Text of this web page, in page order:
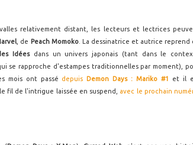
relativement distant, les lecteurs et lectrices
, de Peach Momoko. La dessinatrice et autrice reprend
Idées dans un univers japonais (tant dans le
se rapproche d'estampes traditionnelles par moment),
mois ont passé depuisDemon Days : Mariko #1
et il
fil de l'intrigue laissée en suspend, avec le prochain